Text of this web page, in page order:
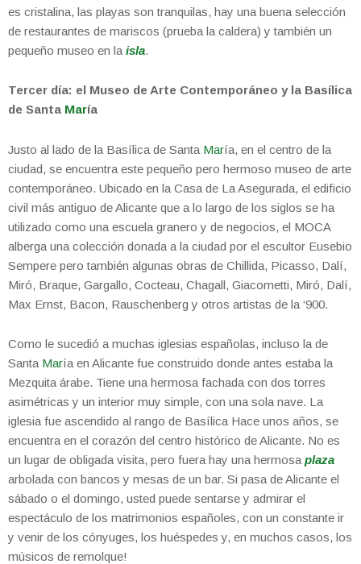
es cristalina, las playas son tranquilas, hay una buena selección
de restaurantes de mariscos (prueba la caldera) y también un
pequeño museo en la isla.
Tercer día: el Museo de Arte Contemporáneo y la Basílica
de Santa María
Justo al lado de la Basílica de Santa María, en el centro de la
ciudad, se encuentra este pequeño pero hermoso museo de arte
contemporáneo. Ubicado en la Casa de La Asegurada, el edificio
civil más antiguo de Alicante que a lo largo de los siglos se ha
utilizado como una escuela granero y de negocios, el MOCA
alberga una colección donada a la ciudad por el escultor Eusebio
Sempere pero también algunas obras de Chillida, Picasso, Dalí,
Miró, Braque, Gargallo, Cocteau, Chagall, Giacometti, Miró, Dalí,
Max Ernst, Bacon, Rauschenberg y otros artistas de la ‘900.
Como le sucedió a muchas iglesias españolas, incluso la de
Santa María en Alicante fue construido donde antes estaba la
Mezquita árabe. Tiene una hermosa fachada con dos torres
asimétricas y un interior muy simple, con una sola nave. La
iglesia fue ascendido al rango de Basílica Hace unos años, se
encuentra en el corazón del centro histórico de Alicante. No es
un lugar de obligada visita, pero fuera hay una hermosa plaza
arbolada con bancos y mesas de un bar. Si pasa de Alicante el
sábado o el domingo, usted puede sentarse y admirar el
espectáculo de los matrimonios españoles, con un constante ir
y venir de los cónyuges, los huéspedes y, en muchos casos, los
músicos de remolque!